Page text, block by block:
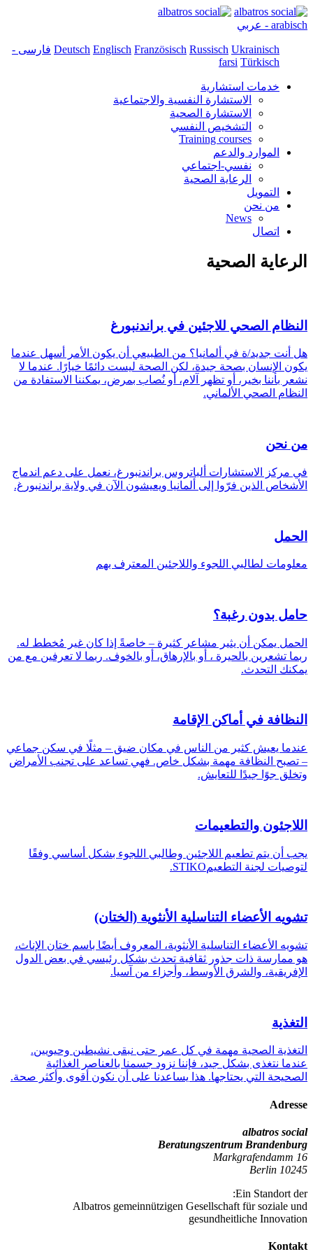
arabisch - عربي
Deutsch Englisch Französisch Russisch Ukrainisch
فارسی -
farsi Türkisch
خدمات استشارية
الاستشارة النفسية والاجتماعية
الاستشارة الصحية
التشخيص النفسي
Training courses
الموارد والدعم
نفسي-اجتماعي
الرعاية الصحية
التمويل
من نحن
News
اتصال
الرعاية الصحية
النظام الصحي للاجئين في براندنبورغ
هل أنت جديد/ة في ألمانيا؟ من الطبيعي أن يكون الأمر أسهل عندما
يكون الإنسان بصحة جيدة، لكن الصحة ليست دائمًا خيارًا. عندما لا
نشعر بأننا بخير، أو تظهر آلام، أو نُصاب بمرض، يمكننا الاستفادة من
النظام الصحي الألماني.
من نحن
في مركز الاستشارات ألباتروس براندنبورغ، نعمل على دعم اندماج
الأشخاص الذين فرّوا إلى ألمانيا ويعيشون الآن في ولاية براندنبورغ.
الحمل
معلومات لطالبي اللجوء واللاجئين المعترف بهم
حامل بدون رغبة؟
الحمل يمكن أن يثير مشاعر كثيرة – خاصةً إذا كان غير مُخطط له.
ربما تشعرين بالحيرة ، أو بالإرهاق، أو بالخوف. ربما لا تعرفين مع من
يمكنك التحدث.
النظافة في أماكن الإقامة
عندما يعيش كثير من الناس في مكان ضيق – مثلًا في سكن جماعي
– تصبح النظافة مهمة بشكل خاص. فهي تساعد على تجنب الأمراض
وتخلق جوًا جيدًا للتعايش.
اللاجئون والتطعيمات
يجب أن يتم تطعيم اللاجئين وطالبي اللجوء بشكل أساسي وفقًا
لتوصيات لجنة التطعيمSTIKO.
تشويه الأعضاء التناسلية الأنثوية (الختان)
تشويه الأعضاء التناسلية الأنثوية، المعروف أيضًا باسم ختان الإناث،
هو ممارسة ذات جذور ثقافية تحدث بشكل رئيسي في بعض الدول
الإفريقية، والشرق الأوسط، وأجزاء من آسيا.
التغذية
التغذية الصحية مهمة في كل عمر حتى نبقى نشيطين وحيويين.
عندما نتغذى بشكل جيد، فإننا نزود جسمنا بالعناصر الغذائية
الصحيحة التي يحتاجها. هذا يساعدنا على أن نكون أقوى وأكثر صحة.
Adresse
albatros social
Beratungszentrum Brandenburg
Markgrafendamm 16
10245 Berlin
Ein Standort der:
Albatros gemeinnützigen Gesellschaft für soziale und
gesundheitliche Innovation
Kontakt